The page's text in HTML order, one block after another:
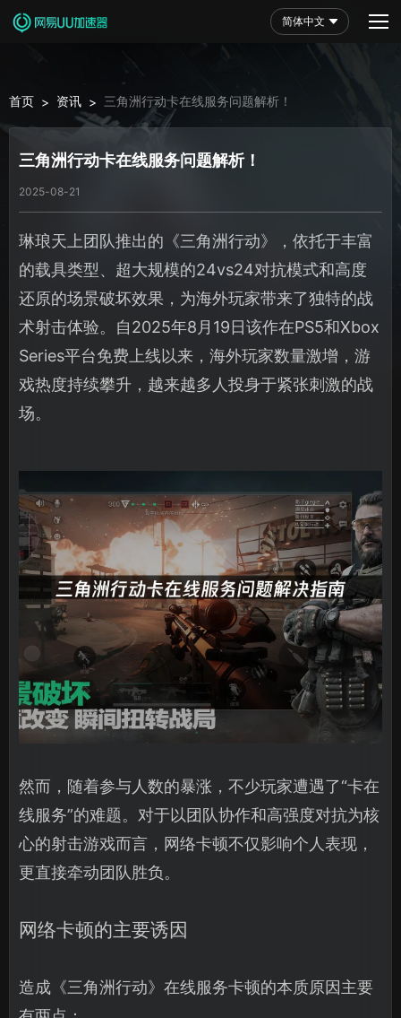
简体中文
首页 > 资讯 > 三角洲行动卡在线服务问题解析！
三角洲行动卡在线服务问题解析！
2025-08-21
琳琅天上团队推出的《三角洲行动》，依托于丰富
的载具类型、超大规模的24vs24对抗模式和高度
还原的场景破坏效果，为海外玩家带来了独特的战
术射击体验。自2025年8月19日该作在PS5和Xbox
Series平台免费上线以来，海外玩家数量激增，游
戏热度持续攀升，越来越多人投身于紧张刺激的战
场。
然而，随着参与人数的暴涨，不少玩家遭遇了“卡在
线服务”的难题。对于以团队协作和高强度对抗为核
心的射击游戏而言，网络卡顿不仅影响个人表现，
更直接牵动团队胜负。
网络卡顿的主要诱因
造成《三角洲行动》在线服务卡顿的本质原因主要